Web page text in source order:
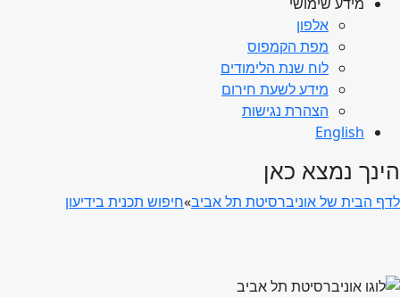
אלפון
מפת הקמפוס
לוח שנת הלימודים
מידע לשעת חירום
הצהרת נגישות
English
הינך נמצא כאן
לדף הבית של אוניברסיטת תל אביב»חיפוש תכנית בידיעון